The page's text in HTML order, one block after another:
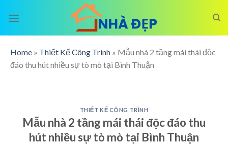
Home » Thiết Kế Công Trình » Mẫu nhà 2 tầng mái thái độc
đáo thu hút nhiều sự tò mò tại Bình Thuận
THIẾT KẾ CÔNG TRÌNH
Mẫu nhà 2 tầng mái thái độc đáo thu
hút nhiều sự tò mò tại Bình Thuận